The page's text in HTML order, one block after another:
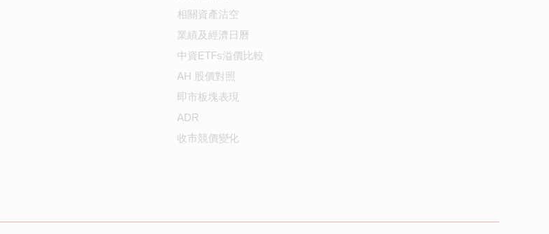
相關資產沽空
業績及經濟日曆
中資ETFs溢價比較
AH 股價對照
即市板塊表現
ADR
收市競價變化